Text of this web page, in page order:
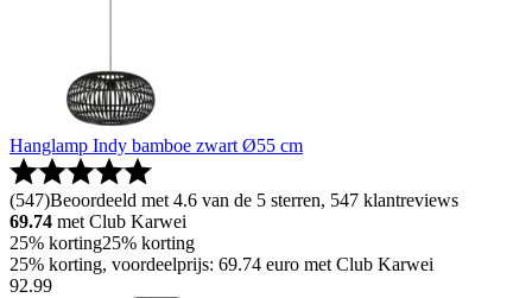
Hanglamp Indy bamboe zwart Ø55 cm
(547)Beoordeeld met 4.6 van de 5 sterren, 547 klantreviews
69.74 met Club Karwei
25% korting25% korting
25% korting, voordeelprijs: 69.74 euro met Club Karwei
92.99